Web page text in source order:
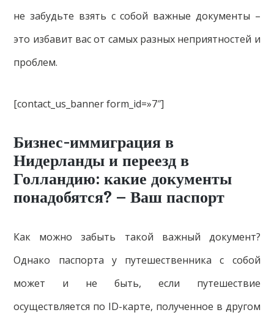
не забудьте взять с собой важные документы –
это избавит вас от самых разных неприятностей и
проблем.
[contact_us_banner form_id=»7″]
Бизнес-иммиграция в
Нидерланды и переезд в
Голландию: какие документы
понадобятся? – Ваш паспорт
Как можно забыть такой важный документ?
Однако паспорта у путешественника с собой
может и не быть, если путешествие
осуществляется по ID-карте, полученное в другом